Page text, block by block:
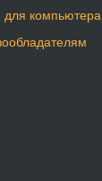
для компьютера